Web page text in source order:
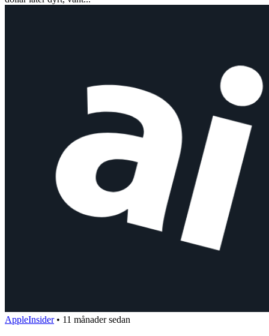
AppleInsider • 11 månader sedan